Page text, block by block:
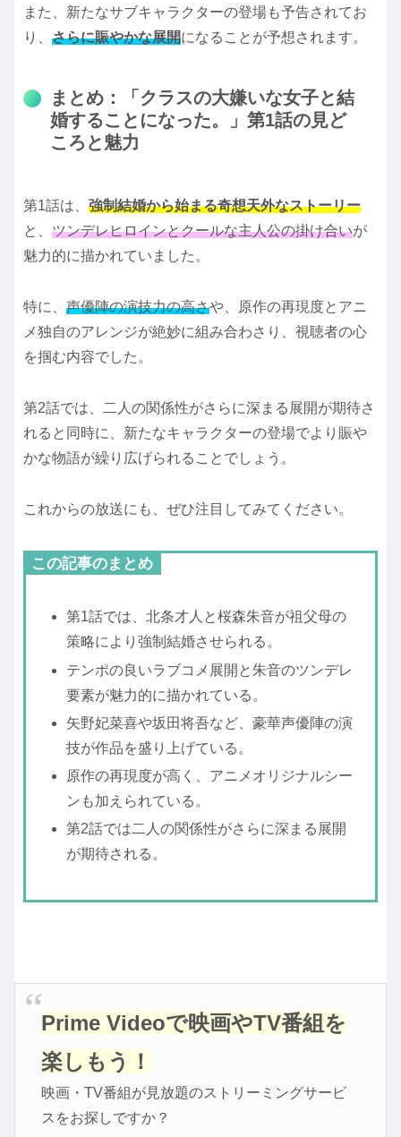
また、新たなサブキャラクターの登場も予告されてお
り、 さらに賑やかな展開になることが予想されます。
まとめ：「クラスの大嫌いな女子と結
婚することになった。」第1話の見ど
ころと魅力
第1話は、 強制結婚から始まる奇想天外なストーリー
と、 ツンデレヒロインとクールな主人公の掛け合いが
魅力的に描かれていました。
特に、 声優陣の演技力の高さや、原作の再現度とアニ
メ独自のアレンジが絶妙に組み合わさり、視聴者の心
を掴む内容でした。
第2話では、二人の関係性がさらに深まる展開が期待さ
れると同時に、新たなキャラクターの登場でより賑や
かな物語が繰り広げられることでしょう。
これからの放送にも、ぜひ注目してみてください。
この記事のまとめ
第1話では、北条才人と桜森朱音が祖父母の
策略により強制結婚させられる。
テンポの良いラブコメ展開と朱音のツンデレ
要素が魅力的に描かれている。
矢野妃菜喜や坂田将吾など、豪華声優陣の演
技が作品を盛り上げている。
原作の再現度が高く、アニメオリジナルシー
ンも加えられている。
第2話では二人の関係性がさらに深まる展開
が期待される。
Prime Videoで映画やTV番組を
楽しもう！
映画・TV番組が見放題のストリーミングサービ
スをお探しですか？